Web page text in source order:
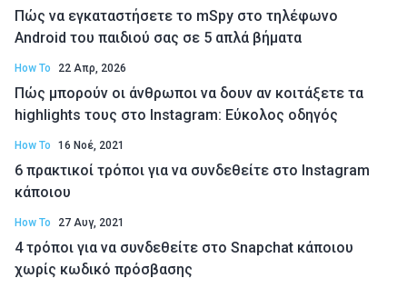
Πώς να εγκαταστήσετε το mSpy στο τηλέφωνο
Android του παιδιού σας σε 5 απλά βήματα
How To 22 Απρ, 2026
Πώς μπορούν οι άνθρωποι να δουν αν κοιτάξετε τα
highlights τους στο Instagram: Εύκολος οδηγός
How To 16 Νοέ, 2021
6 πρακτικοί τρόποι για να συνδεθείτε στο Instagram
κάποιου
How To 27 Αυγ, 2021
4 τρόποι για να συνδεθείτε στο Snapchat κάποιου
χωρίς κωδικό πρόσβασης